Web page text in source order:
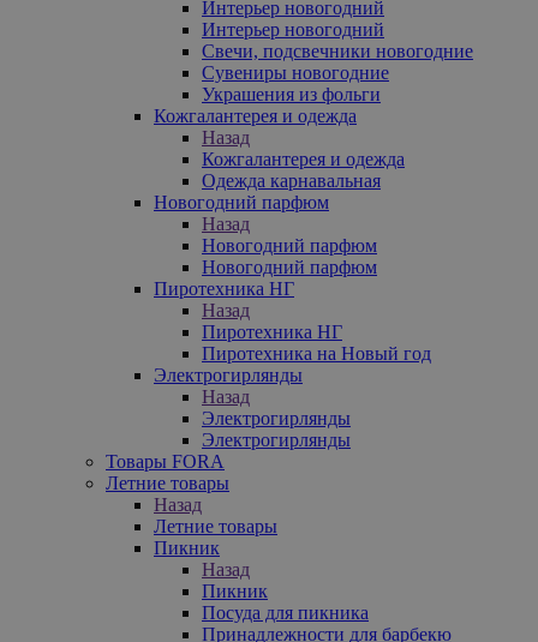
Интерьер новогодний
Интерьер новогодний
Свечи, подсвечники новогодние
Сувениры новогодние
Украшения из фольги
Кожгалантерея и одежда
Назад
Кожгалантерея и одежда
Одежда карнавальная
Новогодний парфюм
Назад
Новогодний парфюм
Новогодний парфюм
Пиротехника НГ
Назад
Пиротехника НГ
Пиротехника на Новый год
Электрогирлянды
Назад
Электрогирлянды
Электрогирлянды
Товары FORA
Летние товары
Назад
Летние товары
Пикник
Назад
Пикник
Посуда для пикника
Принадлежности для барбекю